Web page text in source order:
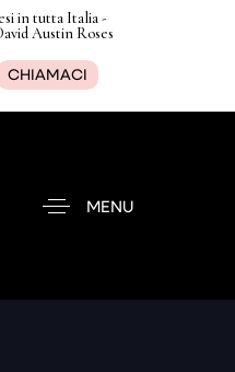
in tutta Italia -
Austin Roses
CHIAMACI
MENU